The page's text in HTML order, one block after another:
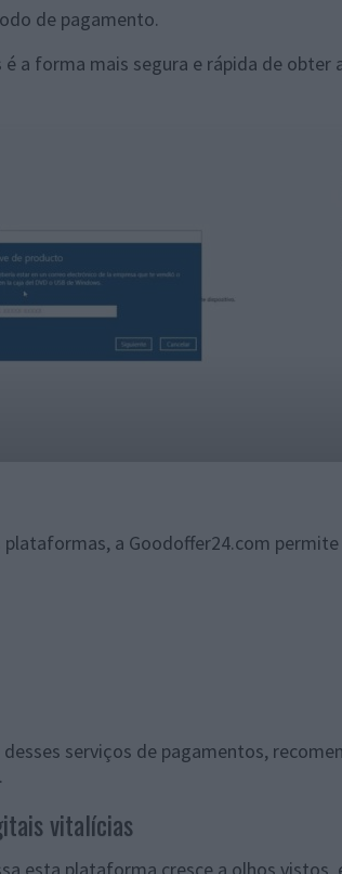
de pagamento.
a forma mais segura e rápida de obter
a Goodoffer24.com
serviços de pagamentos,
vitalícias
esta plataforma cresce a olhos vistos,